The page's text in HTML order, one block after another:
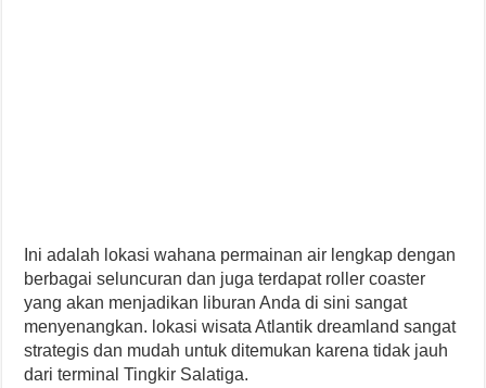
Ini adalah lokasi wahana permainan air lengkap dengan
berbagai seluncuran dan juga terdapat roller coaster
yang akan menjadikan liburan Anda di sini sangat
menyenangkan. lokasi wisata Atlantik dreamland sangat
strategis dan mudah untuk ditemukan karena tidak jauh
dari terminal Tingkir Salatiga.